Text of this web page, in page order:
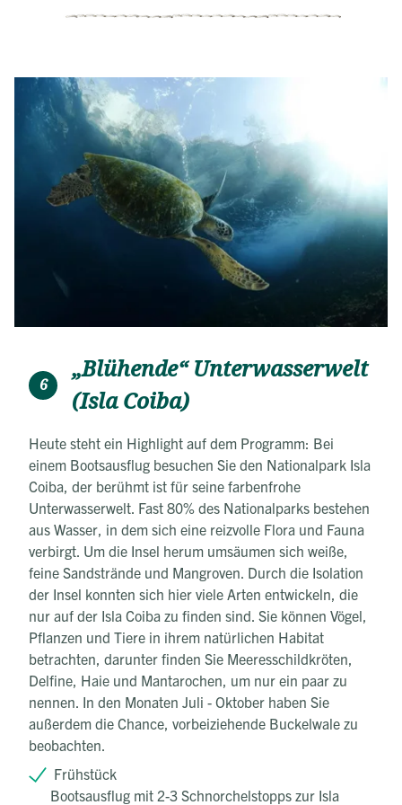
6
„Blühende“ Unterwasserwelt
(Isla Coiba)
Heute steht ein Highlight auf dem Programm: Bei
einem Bootsausflug besuchen Sie den Nationalpark Isla
Coiba, der berühmt ist für seine farbenfrohe
Unterwasserwelt. Fast 80% des Nationalparks bestehen
aus Wasser, in dem sich eine reizvolle Flora und Fauna
verbirgt. Um die Insel herum umsäumen sich weiße,
feine Sandstrände und Mangroven. Durch die Isolation
der Insel konnten sich hier viele Arten entwickeln, die
nur auf der Isla Coiba zu finden sind. Sie können Vögel,
Pflanzen und Tiere in ihrem natürlichen Habitat
betrachten, darunter finden Sie Meeresschildkröten,
Delfine, Haie und Mantarochen, um nur ein paar zu
nennen. In den Monaten Juli - Oktober haben Sie
außerdem die Chance, vorbeiziehende Buckelwale zu
beobachten.
Frühstück
Bootsausflug mit 2-3 Schnorchelstopps zur Isla